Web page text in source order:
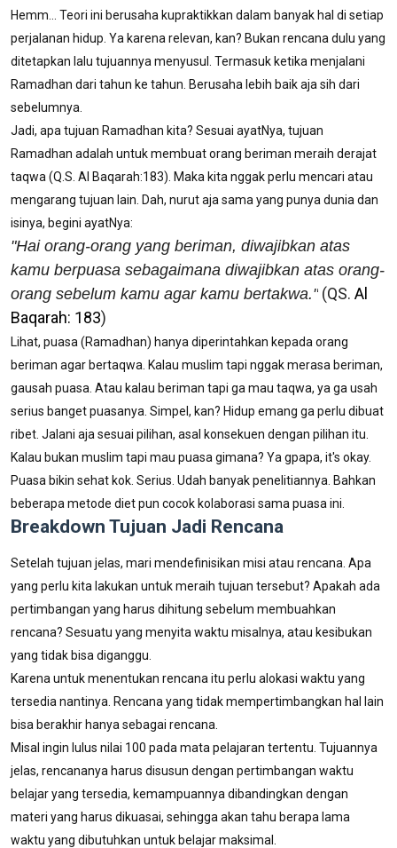
Hemm... Teori ini berusaha kupraktikkan dalam banyak hal di setiap
perjalanan hidup. Ya karena relevan, kan? Bukan rencana dulu yang
ditetapkan lalu tujuannya menyusul. Termasuk ketika menjalani
Ramadhan dari tahun ke tahun. Berusaha lebih baik aja sih dari
sebelumnya.
Jadi, apa tujuan Ramadhan kita? Sesuai ayatNya, tujuan
Ramadhan adalah untuk membuat orang beriman meraih derajat
taqwa (Q.S. Al Baqarah:183). Maka kita nggak perlu mencari atau
mengarang tujuan lain. Dah, nurut aja sama yang punya dunia dan
isinya, begini ayatNya:
"Hai orang-orang yang beriman, diwajibkan atas
kamu berpuasa sebagaimana diwajibkan atas orang-
orang sebelum kamu agar kamu bertakwa." (QS.Al
Baqarah: 183)
Lihat, puasa (Ramadhan) hanya diperintahkan kepada orang
beriman agar bertaqwa. Kalau muslim tapi nggak merasa beriman,
gausah puasa. Atau kalau beriman tapi ga mau taqwa, ya ga usah
serius banget puasanya. Simpel, kan? Hidup emang ga perlu dibuat
ribet. Jalani aja sesuai pilihan, asal konsekuen dengan pilihan itu.
Kalau bukan muslim tapi mau puasa gimana? Ya gpapa, it's okay.
Puasa bikin sehat kok. Serius. Udah banyak penelitiannya. Bahkan
beberapa metode diet pun cocok kolaborasi sama puasa ini.
Breakdown Tujuan Jadi Rencana
Setelah tujuan jelas, mari mendefinisikan misi atau rencana. Apa
yang perlu kita lakukan untuk meraih tujuan tersebut? Apakah ada
pertimbangan yang harus dihitung sebelum membuahkan
rencana? Sesuatu yang menyita waktu misalnya, atau kesibukan
yang tidak bisa diganggu.
Karena untuk menentukan rencana itu perlu alokasi waktu yang
tersedia nantinya. Rencana yang tidak mempertimbangkan hal lain
bisa berakhir hanya sebagai rencana.
Misal ingin lulus nilai 100 pada mata pelajaran tertentu. Tujuannya
jelas, rencananya harus disusun dengan pertimbangan waktu
belajar yang tersedia, kemampuannya dibandingkan dengan
materi yang harus dikuasai, sehingga akan tahu berapa lama
waktu yang dibutuhkan untuk belajar maksimal.